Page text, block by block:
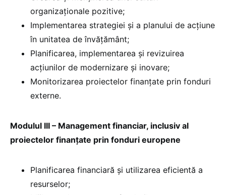
organizaționale pozitive;
Implementarea strategiei şi a planului de acţiune
în unitatea de învățământ;
Planificarea, implementarea şi revizuirea
acţiunilor de modernizare şi inovare;
Monitorizarea proiectelor finanțate prin fonduri
externe.
Modulul III – Management financiar, inclusiv al
proiectelor finanțate prin fonduri europene
Planificarea financiară și utilizarea eficientă a
resurselor;